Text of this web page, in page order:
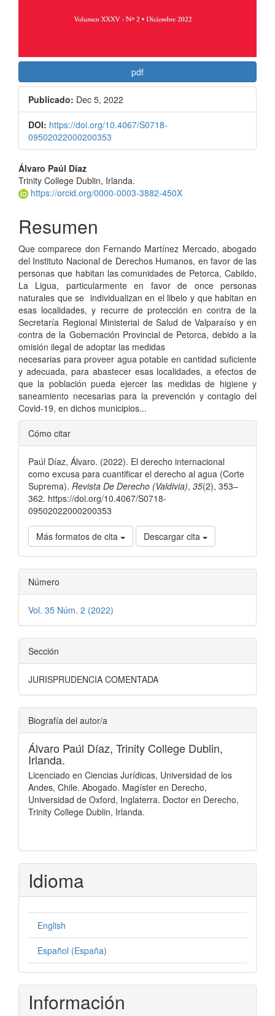
pdf
Publicado: Dec 5, 2022
DOI: https://doi.org/10.4067/S0718-
09502022000200353
Contenido
principal
artículo
Álvaro Paúl Díaz
Trinity College Dublin, Irlanda.
https://orcid.org/0000-0003-3882-450X
Resumen
Que comparece don Fernando Martínez Mercado, abogado
del Instituto Nacional de Derechos Humanos, en favor de las
personas que habitan las comunidades de Petorca, Cabildo,
La Ligua, particularmente en favor de once personas
naturales que se individualizan en el libelo y que habitan en
esas localidades, y recurre de protección en contra de la
Secretaría Regional Ministerial de Salud de Valparaíso y en
contra de la Gobernación Provincial de Petorca, debido a la
omisión ilegal de adoptar las medidas
necesarias para proveer agua potable en cantidad suficiente
y adecuada, para abastecer esas localidades, a efectos de
que la población pueda ejercer las medidas de higiene y
saneamiento necesarias para la prevención y contagio del
Covid-19, en dichos municipios...
Detalles
del
artículo
Cómo citar
Paúl Díaz, Álvaro. (2022). El derecho internacional
como excusa para cuantificar el derecho al agua (Corte
Suprema). Revista De Derecho (Valdivia), 35(2), 353–
362. https://doi.org/10.4067/S0718-
09502022000200353
Más formatos de cita Descargar cita
Número
Vol. 35 Núm. 2 (2022)
Sección
JURISPRUDENCIA COMENTADA
Biografía del autor/a
Álvaro Paúl Díaz, Trinity College Dublin,
Irlanda.
Licenciado en Ciencias Jurídicas, Universidad de los
Andes, Chile. Abogado. Magíster en Derecho,
Universidad de Oxford, Inglaterra. Doctor en Derecho,
Trinity College Dublin, Irlanda.
Idioma
English
Español (España)
Información